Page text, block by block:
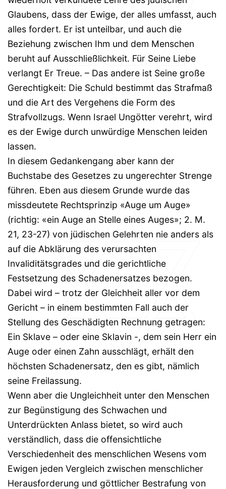
Glaubens, dass der Ewige, der alles umfasst, auch
alles fordert. Er ist unteilbar, und auch die
Beziehung zwischen Ihm und dem Menschen
beruht auf Ausschließlichkeit. Für Seine Liebe
verlangt Er Treue. – Das andere ist Seine große
Gerechtigkeit: Die Schuld bestimmt das Strafmaß
und die Art des Vergehens die Form des
Strafvollzugs. Wenn Israel Ungötter verehrt, wird
es der Ewige durch unwürdige Menschen leiden
lassen.
In diesem Gedankengang aber kann der
Buchstabe des Gesetzes zu ungerechter Strenge
führen. Eben aus diesem Grunde wurde das
missdeutete Rechtsprinzip «Auge um Auge»
(richtig: «ein Auge an Stelle eines Auges»; 2. M.
21, 23-27) von jüdischen Gelehrten nie anders als
auf die Abklärung des verursachten
Invaliditätsgrades und die gerichtliche
Festsetzung des Schadenersatzes bezogen.
Dabei wird – trotz der Gleichheit aller vor dem
Gericht – in einem bestimmten Fall auch der
Stellung des Geschädigten Rechnung getragen:
Ein Sklave – oder eine Sklavin -, dem sein Herr ein
Auge oder einen Zahn ausschlägt, erhält den
höchsten Schadenersatz, den es gibt, nämlich
seine Freilassung.
Wenn aber die Ungleichheit unter den Menschen
zur Begünstigung des Schwachen und
Unterdrückten Anlass bietet, so wird auch
verständlich, dass die offensichtliche
Verschiedenheit des menschlichen Wesens vom
Ewigen jeden Vergleich zwischen menschlicher
Herausforderung und göttlicher Bestrafung von